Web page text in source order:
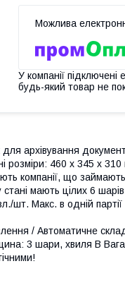
У компанії
будь-який товар не
архівування
розміри: 460 х 345 х
компанії, що
стані мають цілих 6
шт. Макс. в одній
/ Автоматичне
3 шари, хвиля В Вага: